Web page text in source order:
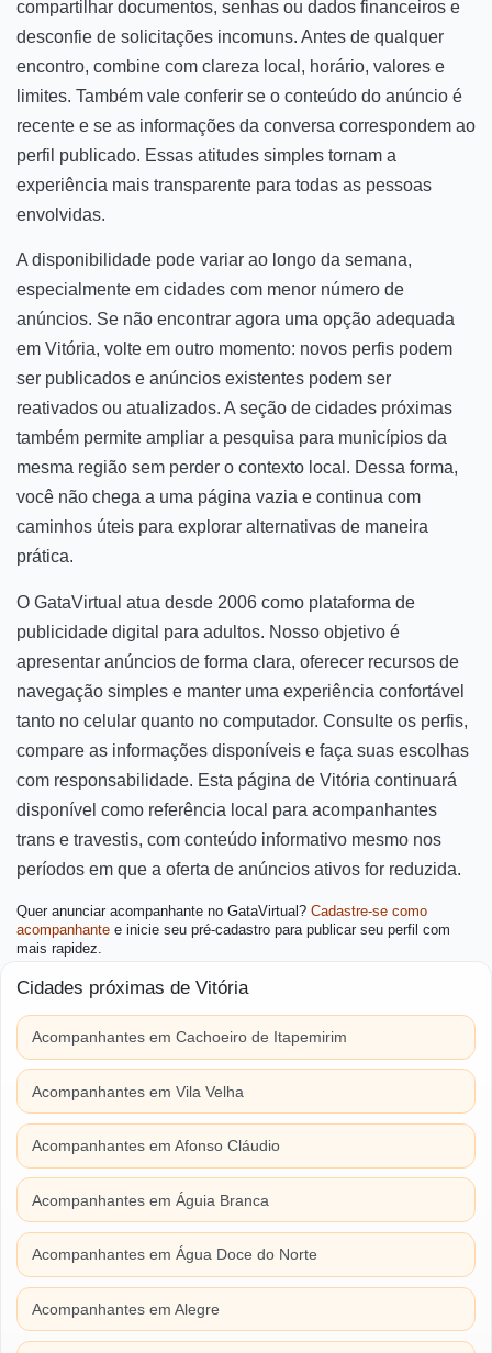
compartilhar documentos, senhas ou dados financeiros e
desconfie de solicitações incomuns. Antes de qualquer
encontro, combine com clareza local, horário, valores e
limites. Também vale conferir se o conteúdo do anúncio é
recente e se as informações da conversa correspondem ao
perfil publicado. Essas atitudes simples tornam a
experiência mais transparente para todas as pessoas
envolvidas.
A disponibilidade pode variar ao longo da semana,
especialmente em cidades com menor número de
anúncios. Se não encontrar agora uma opção adequada
em Vitória, volte em outro momento: novos perfis podem
ser publicados e anúncios existentes podem ser
reativados ou atualizados. A seção de cidades próximas
também permite ampliar a pesquisa para municípios da
mesma região sem perder o contexto local. Dessa forma,
você não chega a uma página vazia e continua com
caminhos úteis para explorar alternativas de maneira
prática.
O GataVirtual atua desde 2006 como plataforma de
publicidade digital para adultos. Nosso objetivo é
apresentar anúncios de forma clara, oferecer recursos de
navegação simples e manter uma experiência confortável
tanto no celular quanto no computador. Consulte os perfis,
compare as informações disponíveis e faça suas escolhas
com responsabilidade. Esta página de Vitória continuará
disponível como referência local para acompanhantes
trans e travestis, com conteúdo informativo mesmo nos
períodos em que a oferta de anúncios ativos for reduzida.
Quer anunciar acompanhante no GataVirtual? Cadastre-se como
acompanhante e inicie seu pré-cadastro para publicar seu perfil com
mais rapidez.
Cidades próximas de Vitória
Acompanhantes em Cachoeiro de Itapemirim
Acompanhantes em Vila Velha
Acompanhantes em Afonso Cláudio
Acompanhantes em Águia Branca
Acompanhantes em Água Doce do Norte
Acompanhantes em Alegre